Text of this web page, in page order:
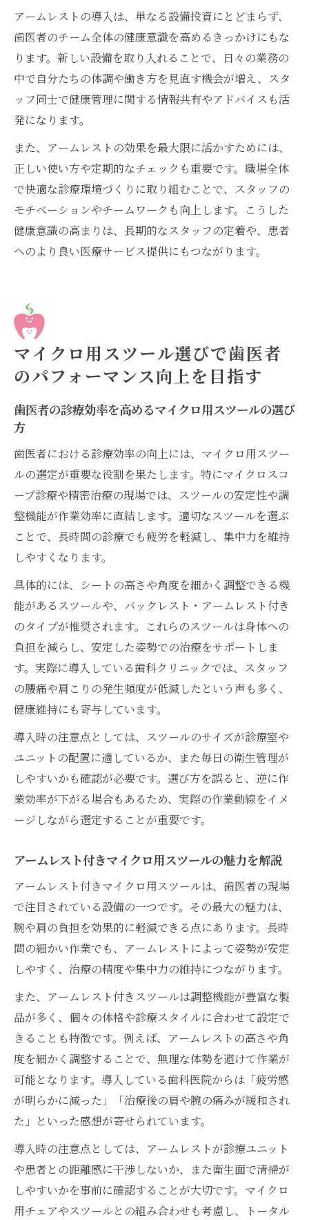
アームレストの導入は、単なる設備投資にとどまらず、
歯医者のチーム全体の健康意識を高めるきっかけにもな
ります。新しい設備を取り入れることで、日々の業務の
中で自分たちの体調や働き方を見直す機会が増え、スタ
ッフ同士で健康管理に関する情報共有やアドバイスも活
発になります。
また、アームレストの効果を最大限に活かすためには、
正しい使い方や定期的なチェックも重要です。職場全体
で快適な診療環境づくりに取り組むことで、スタッフの
モチベーションやチームワークも向上します。こうした
健康意識の高まりは、長期的なスタッフの定着や、患者
へのより良い医療サービス提供にもつながります。
マイクロ用スツール選びで歯医者
のパフォーマンス向上を目指す
歯医者の診療効率を高めるマイクロ用スツールの選び
方
歯医者における診療効率の向上には、マイクロ用スツー
ルの選定が重要な役割を果たします。特にマイクロスコ
ープ診療や精密治療の現場では、スツールの安定性や調
整機能が作業効率に直結します。適切なスツールを選ぶ
ことで、長時間の診療でも疲労を軽減し、集中力を維持
しやすくなります。
具体的には、シートの高さや角度を細かく調整できる機
能があるスツールや、バックレスト・アームレスト付き
のタイプが推奨されます。これらのスツールは身体への
負担を減らし、安定した姿勢での治療をサポートしま
す。実際に導入している歯科クリニックでは、スタッフ
の腰痛や肩こりの発生頻度が低減したという声も多く、
健康維持にも寄与しています。
導入時の注意点としては、スツールのサイズが診療室や
ユニットの配置に適しているか、また毎日の衛生管理が
しやすいかも確認が必要です。選び方を誤ると、逆に作
業効率が下がる場合もあるため、実際の作業動線をイメ
ージしながら選定することが重要です。
アームレスト付きマイクロ用スツールの魅力を解説
アームレスト付きマイクロ用スツールは、歯医者の現場
で注目されている設備の一つです。その最大の魅力は、
腕や肩の負担を効果的に軽減できる点にあります。長時
間の細かい作業でも、アームレストによって姿勢が安定
しやすく、治療の精度や集中力の維持につながります。
また、アームレスト付きスツールは調整機能が豊富な製
品が多く、個々の体格や診療スタイルに合わせて設定で
きることも特徴です。例えば、アームレストの高さや角
度を細かく調整することで、無理な体勢を避けて作業が
可能となります。導入している歯科医院からは「疲労感
が明らかに減った」「治療後の肩や腕の痛みが緩和され
た」といった感想が寄せられています。
導入時の注意点としては、アームレストが診療ユニット
や患者との距離感に干渉しないか、また衛生面で清掃が
しやすいかを事前に確認することが大切です。マイクロ
用チェアやスツールとの組み合わせも考慮し、トータル